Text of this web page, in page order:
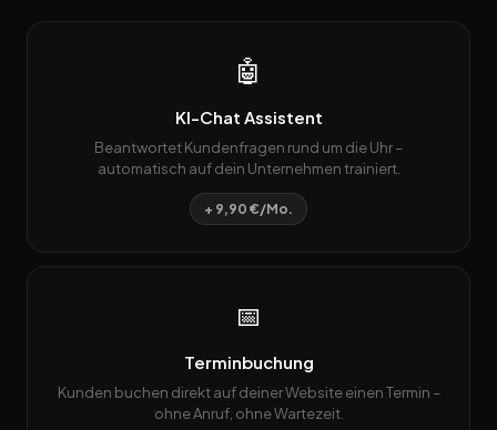
🤖
KI-Chat Assistent
Beantwortet Kundenfragen rund um die Uhr –
automatisch auf dein Unternehmen trainiert.
+ 9,90 €/Mo.
📅
Terminbuchung
Kunden buchen direkt auf deiner Website einen Termin –
ohne Anruf, ohne Wartezeit.